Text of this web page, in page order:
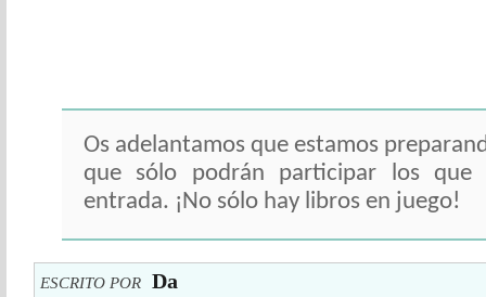
Os adelantamos que estamos
que sólo podrán participar los que
entrada. ¡No sólo hay libros en juego!
ESCRITO POR Da